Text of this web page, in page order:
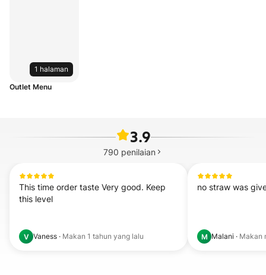
1 halaman
Outlet Menu
3.9
790 penilaian
This time order taste Very good. Keep
this level
V Vaness · Makan 1 tahun yang lalu
no straw was
M Malani · Makan